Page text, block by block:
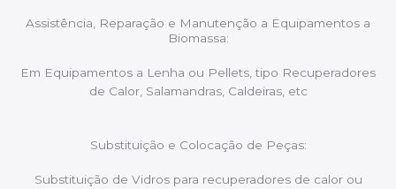
Assistência, Reparação e Manutenção a Equipamentos a
Biomassa:
Em Equipamentos a Lenha ou Pellets, tipo Recuperadores
de Calor, Salamandras, Caldeiras, etc
Substituição e Colocação de Peças:
Substituição de Vidros para recuperadores de calor ou